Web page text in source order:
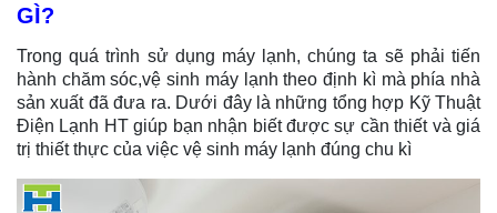
GÌ?
Trong quá trình sử dụng máy lạnh, chúng ta sẽ phải tiến
hành chăm sóc,vệ sinh máy lạnh theo định kì mà phía nhà
sản xuất đã đưa ra. Dưới đây là những tổng hợp Kỹ Thuật
Điện Lạnh HT giúp bạn nhận biết được sự cần thiết và giá
trị thiết thực của việc vệ sinh máy lạnh đúng chu kì